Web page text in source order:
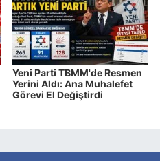
Yeni Parti TBMM'de Resmen
Yerini Aldı: Ana Muhalefet
Görevi El Değiştirdi